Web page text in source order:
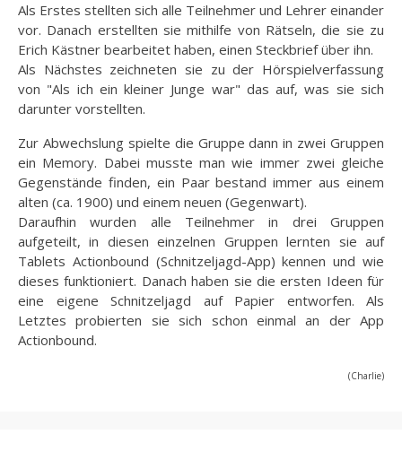
Als Erstes stellten sich alle Teilnehmer und Lehrer einander
vor. Danach erstellten sie mithilfe von Rätseln, die sie zu
Erich Kästner bearbeitet haben, einen Steckbrief über ihn.
Als Nächstes zeichneten sie zu der Hörspielverfassung
von "Als ich ein kleiner Junge war" das auf, was sie sich
darunter vorstellten.
Zur Abwechslung spielte die Gruppe dann in zwei Gruppen
ein Memory. Dabei musste man wie immer zwei gleiche
Gegenstände finden, ein Paar bestand immer aus einem
alten (ca. 1900) und einem neuen (Gegenwart).
Daraufhin wurden alle Teilnehmer in drei Gruppen
aufgeteilt, in diesen einzelnen Gruppen lernten sie auf
Tablets Actionbound (Schnitzeljagd-App) kennen und wie
dieses funktioniert. Danach haben sie die ersten Ideen für
eine eigene Schnitzeljagd auf Papier entworfen. Als
Letztes probierten sie sich schon einmal an der App
Actionbound.
(Charlie)